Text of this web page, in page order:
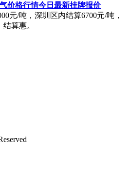
价格行情今日最新挂牌报价
元/吨，深圳区内结算6700元/吨，
算惠。